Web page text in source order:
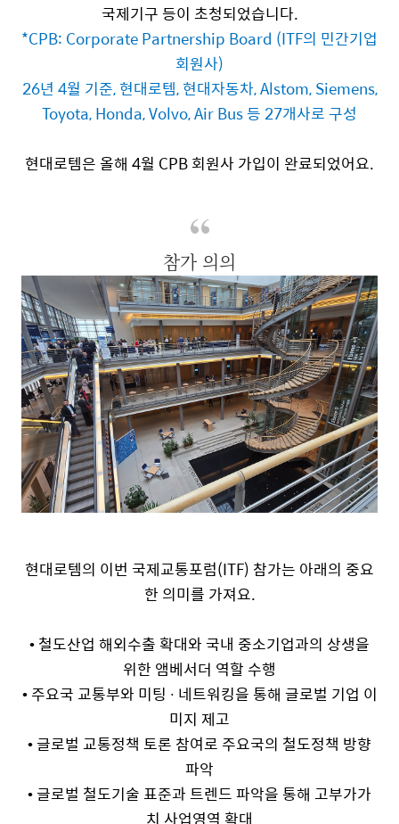
국제기구 등이 초청되었습니다.
*CPB: Corporate Partnership Board (ITF의 민간기업
회원사)
26년 4월 기준, 현대로템, 현대자동차, Alstom, Siemens,
Toyota, Honda, Volvo, Air Bus등27개사로 구성
현대로템은 올해 4월 CPB회원사 가입이 완료되었어요.
참가 의의
현대로템의 이번 국제교통포럼(ITF) 참가는 아래의 중요
한 의미를 가져요.
•철도산업 해외수출 확대와 국내 중소기업과의 상생을
위한 앰베서더 역할 수행
•주요국 교통부와 미팅 ∙ 네트워킹을 통해 글로벌 기업 이
미지 제고
•글로벌 교통정책 토론 참여로 주요국의 철도정책 방향
파악
•글로벌 철도기술 표준과 트렌드 파악을 통해 고부가가
치 사업영역 확대